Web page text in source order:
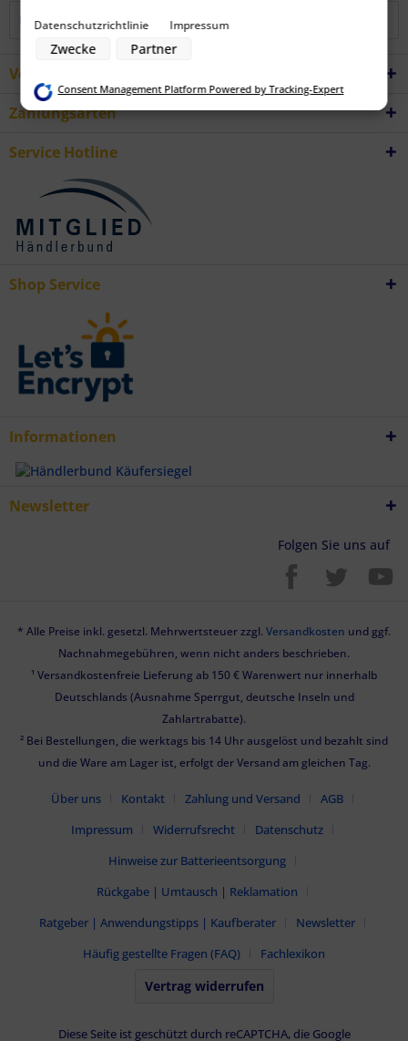
Kunden haben sich ebenfalls angesehen
Vorteile
Zahlungsarten
Service Hotline
Shop Service
Informationen
Newsletter
Folgen Sie uns auf
* Alle Preise inkl. gesetzl. Mehrwertsteuer zzgl. Versandkosten und ggf.
Nachnahmegebühren, wenn nicht anders beschrieben.
¹ Versandkostenfreie Lieferung ab 150 € Warenwert nur innerhalb
Deutschlands (Ausnahme Sperrgut, deutsche Inseln und
Zahlartrabatte).
² Bei Bestellungen, die werktags bis 14 Uhr ausgelöst und bezahlt sind
und die Ware am Lager ist, erfolgt der Versand am gleichen Tag.
Über uns Kontakt Zahlung und Versand
AGB
Impressum
Widerrufsrecht
Datenschutz
Hinweise zur Batterieentsorgung
Rückgabe | Umtausch | Reklamation
Ratgeber | Anwendungstipps | Kaufberater
Newsletter
Häufig gestellte Fragen (FAQ)
Fachlexikon
Vertrag widerrufen
Diese Seite ist geschützt durch reCAPTCHA, die Google
Zwecke der Datenverarbeitung durch unsere Partner:
Speichern von oder Zugriff auf Informationen auf einem Endgerät
Verwendung von Profilen zur Auswahl personalisierter Werbung
Verwendung von Profilen zur Auswahl personalisierter Inhalte
Messung der Performance von Inhalten
Analyse von Zielgruppen durch Statistiken oder Kombinationen von
Entwicklung und Verbesserung der Angebote
Verwendung reduzierter Daten zur Auswahl von Inhalten
Besondere Features:
Verwendung genauer Standortdaten
Endgeräteeigenschaften zur Identifikation aktiv abfragen
Datenschutzrichtlinie Impressum
Zwecke Partner
Consent Management Platform Powered by Tracking-Expert